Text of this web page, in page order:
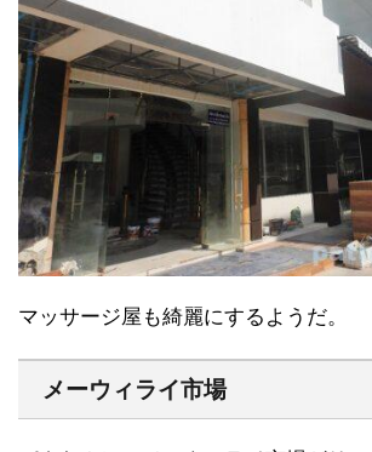
マッサージ屋も綺麗にするようだ。
メーウィライ市場